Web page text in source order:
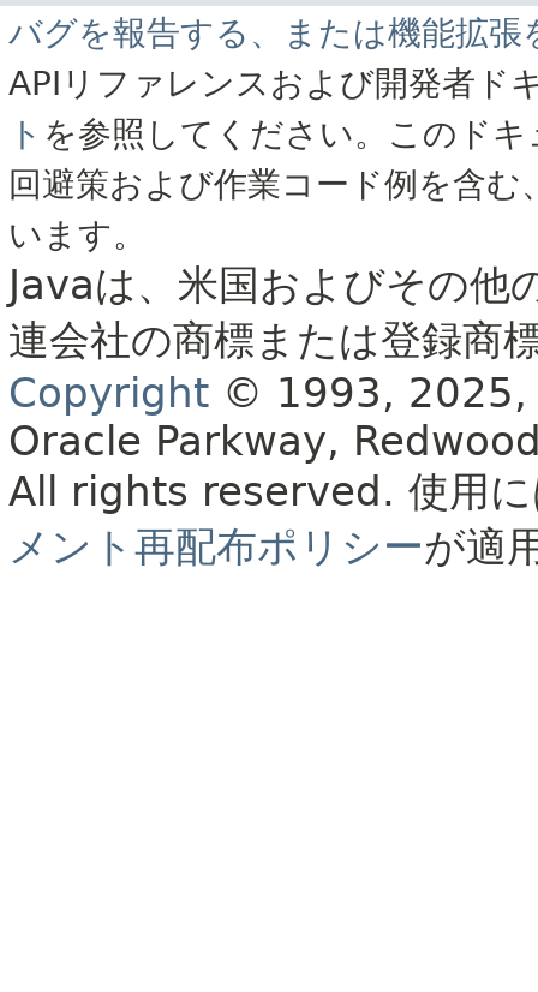
バグを報告する、または機能拡張
APIリファレンスおよび開発者ド
ト を参照してください。このド
回避策および作業コード例を含
います。
Javaは、米国およびその
連会社の商標または登録商
Copyright © 1993, 2025,
Oracle Parkway,
All rights reserved. 使用
メント再配布ポリシーが適